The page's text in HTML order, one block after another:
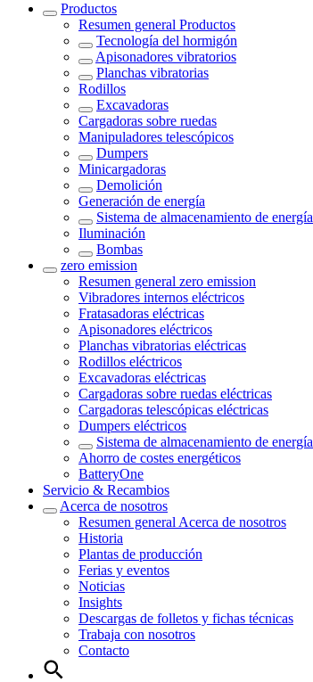
Productos
Resumen general Productos
Tecnología del hormigón
Apisonadores vibratorios
Planchas vibratorias
Rodillos
Excavadoras
Cargadoras sobre ruedas
Manipuladores telescópicos
Dumpers
Minicargadoras
Demolición
Generación de energía
Sistema de almacenamiento de energía
Iluminación
Bombas
zero emission
Resumen general zero emission
Vibradores internos eléctricos
Fratasadoras eléctricas
Apisonadores eléctricos
Planchas vibratorias eléctricas
Rodillos eléctricos
Excavadoras eléctricas
Cargadoras sobre ruedas eléctricas
Cargadoras telescópicas eléctricas
Dumpers eléctricos
Sistema de almacenamiento de energía
Ahorro de costes energéticos
BatteryOne
Servicio & Recambios
Acerca de nosotros
Resumen general Acerca de nosotros
Historia
Plantas de producción
Ferias y eventos
Noticias
Insights
Descargas de folletos y fichas técnicas
Trabaja con nosotros
Contacto